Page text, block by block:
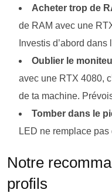
Acheter trop de
de RAM avec une
Investis d’abord dans
Oublier le
avec une RTX 4080,
de ta machine.
Tomber dans le
LED ne remplace
Notre
profils